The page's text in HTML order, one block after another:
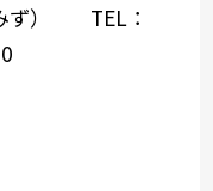
ず） TEL：